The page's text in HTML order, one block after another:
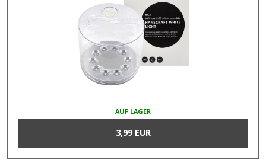
AUF LAGER
3,99 EUR